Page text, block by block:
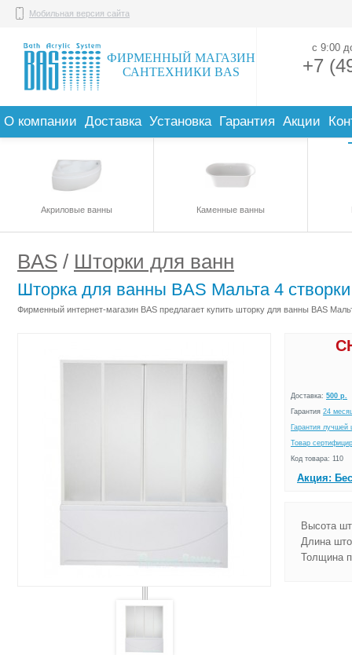
ФИРМЕННЫЙ МАГАЗИН
САНТЕХНИКИ BAS
Мобильная версия сайта
+7
с 9:00
О компании Доставка Установка Гарантия Акции
Акриловые ванны Каменные ванны
BAS / Шторки для ванн
Шторка для ванны BAS Мальта 4 створки
Фирменный интернет-магазин BAS предлагает купить шторку для ванны BAS
Доставка: 500 р.
Гарантия 24
Гарантия лучшей
Товар
Код товара: 110
Акция:
Высота
Длина
Толщина